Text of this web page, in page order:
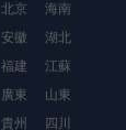
北京
安徽
福建
廣東
貴州
海南
湖北
江蘇
山東
四川